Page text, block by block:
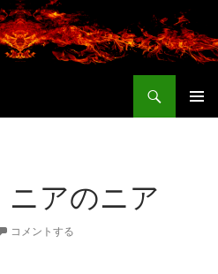
アのニア
コメントする